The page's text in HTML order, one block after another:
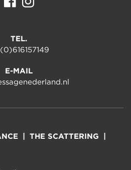
TEL.
E-MAIL
THE SCATTERING